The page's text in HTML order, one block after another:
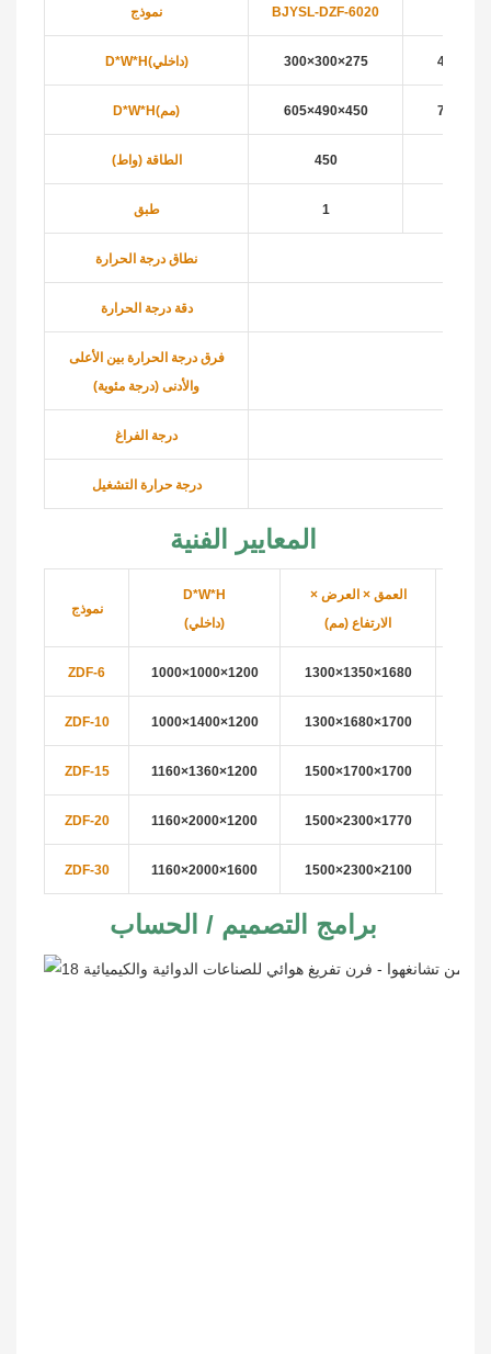
نموذج BJYSL-DZF-6020
D*W*H(داخلي) 300×300×275
D*W*H(مم) 605×490×450
الطاقة (واط) 450
طبق 1
نطاق درجة الحرارة
دقة درجة الحرارة
فرق درجة الحرارة بين الأعلى
والأدنى (درجة مئوية)
درجة الفراغ
درجة حرارة التشغيل
المعايير الفنية
نموذج
D*W*H
(داخلي)
العمق × العرض ×
الارتفاع (مم)
ZDF-6 1000×1000×1200 1300×1350×1680
ZDF-10 1000×1400×1200 1300×1680×1700
ZDF-15 1160×1360×1200 1500×1700×1700
ZDF-20 1160×2000×1200 1500×2300×1770
ZDF-30 1160×2000×1600 1500×2300×2100
برامج التصميم / الحساب